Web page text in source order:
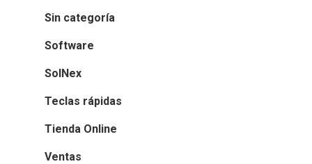
Sin categoría
Software
SolNex
Teclas rápidas
Tienda Online
Ventas